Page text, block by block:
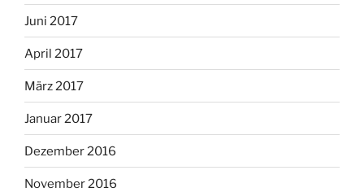
Juni 2017
April 2017
März 2017
Januar 2017
Dezember 2016
November 2016